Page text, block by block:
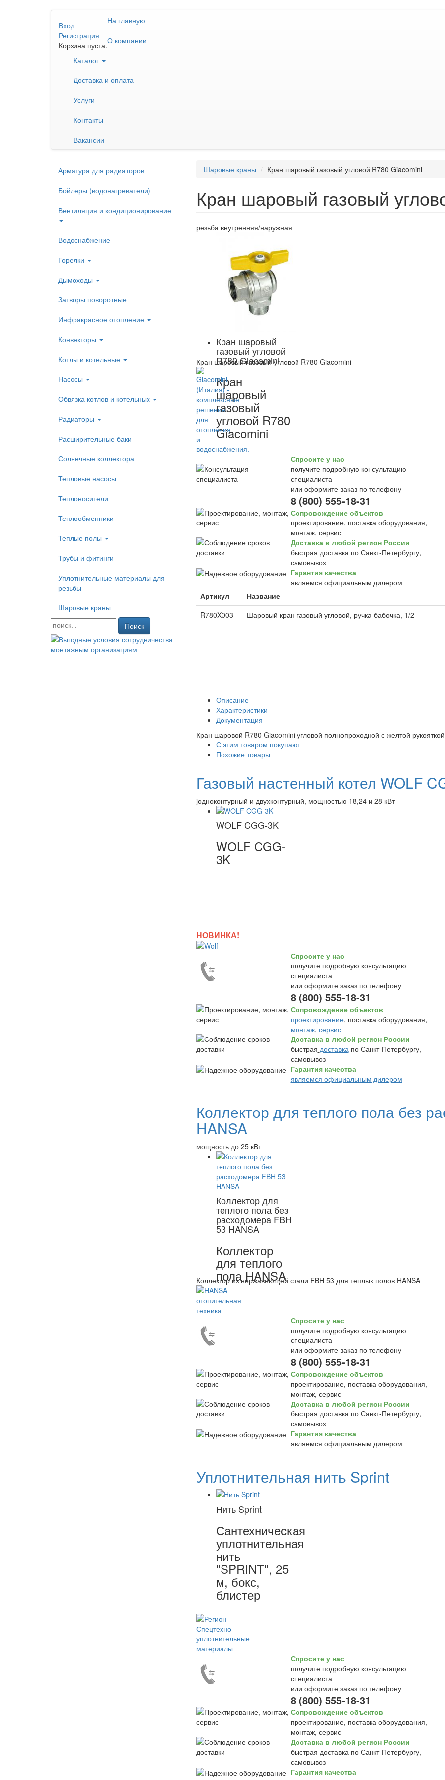
Вход
Регистрация
Корзина пуста.
На главную
О компании
Каталог
Доставка и оплата
Услуги
Контакты
Вакансии
Арматура для радиаторов
Бойлеры (водонагреватели)
Вентиляция и кондиционирование
Водоснабжение
Горелки
Дымоходы
Затворы поворотные
Инфракрасное отопление
Конвекторы
Котлы и котельные
Насосы
Обвязка котлов и котельных
Радиаторы
Расширительные баки
Солнечные коллектора
Тепловые насосы
Теплоносители
Теплообменники
Теплые полы
Трубы и фитинги
Уплотнительные материалы для
резьбы
Шаровые краны
Поиск
Шаровые краны Кран шаровый газовый угловой R780 Giacomini
Кран шаровый газовый
резьба внутренняя/наружная
Кран шаровый
газовый угловой
R780 Giacomini
Кран
шаровый
газовый
угловой R780
Giacomini
Кран шаровый газовый угловой R780 Giacomini
Спросите у нас
получите подробную консультацию
специалиста
или оформите заказ по телефону
8 (800) 555-18-31
Сопровождение объектов
проектирование, поставка оборудования,
монтаж, сервис
Доставка в любой регион России
быстрая доставка по Санкт-Петербургу,
самовывоз
Гарантия качества
являемся официальным дилером
Артикул
Название
R780X003
Шаровый кран газовый угловой, ручка-бабочка, 1/2
Описание
Характеристики
Документация
Кран шаровой R780 Giacomini угловой полнопроходной с желтой
С этим товаром покупают
Похожие товары
Газовый настенный котел WOLF
jодноконтурный и двухконтурный, мощностью 18,24 и 28 кВт
WOLF CGG-3K
WOLF CGG-
3K
НОВИНКА!
Спросите у нас
получите подробную консультацию
специалиста
или оформите заказ по телефону
8 (800) 555-18-31
Сопровождение объектов
проектирование, поставка оборудования,
монтаж, сервис
Доставка в любой регион России
быстрая доставкапо Санкт-Петербургу,
самовывоз
Гарантия качества
являемся официальным дилером
Коллектор для теплого пола без
HANSA
мощность до 25 кВт
Коллектор для
теплого пола без
расходомера FBH
53 HANSA
Коллектор
для теплого
пола HANSA
Коллектор из нержавеющей стали FBH 53 для теплых полов HANSA
Спросите у нас
получите подробную консультацию
специалиста
или оформите заказ по телефону
8 (800) 555-18-31
Сопровождение объектов
проектирование, поставка оборудования,
монтаж, сервис
Доставка в любой регион России
быстрая доставка по Санкт-Петербургу,
самовывоз
Гарантия качества
являемся официальным дилером
Уплотнительная нить Sprint
Нить Sprint
Сантехническая
уплотнительная
нить
"SPRINT", 25
м, бокс,
блистер
Спросите у нас
получите подробную консультацию
специалиста
или оформите заказ по телефону
8 (800) 555-18-31
Сопровождение объектов
проектирование, поставка оборудования,
монтаж, сервис
Доставка в любой регион России
быстрая доставка по Санкт-Петербургу,
самовывоз
Гарантия качества